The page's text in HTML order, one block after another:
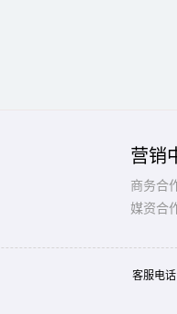
营销
商务合
媒资合
客服电